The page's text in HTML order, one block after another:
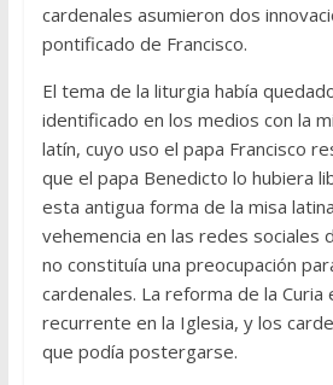
cardenales asumieron dos
pontificado de Francisco.
El tema de la liturgia había
identificado en los medios con la
latín, cuyo uso el papa Francisco
que el papa Benedicto lo hubiera
esta antigua forma de la misa
vehemencia en las redes sociales
no constituía una preocupación
cardenales. La reforma de la Curia
recurrente en la Iglesia, y los
que podía postergarse.